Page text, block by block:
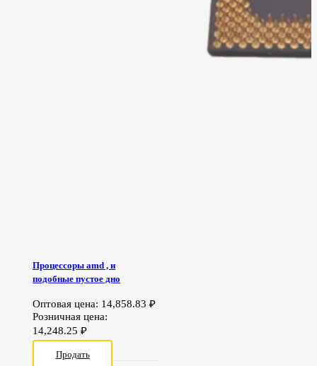
Процессоры amd , и
подобные пустое дно
Оптовая цена: 14,858.83₽
Розничная цена:
14,248.25₽
Продать